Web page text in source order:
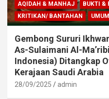
AQIDAH & MANHAJ BUKTI &
KRITIKAN/ BANTAHAN
UMUM
Gembong Sururi
As-Sulaimani Al-
Indonesia) Ditangkap
Kerajaan Saudi Arabia
28/09/2025 admin